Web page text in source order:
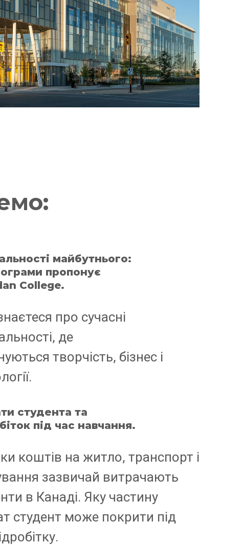
майбутнього:
пропонує
College.
про сучасні
де
творчість, бізнес і
студента та
під час навчання.
коштів на житло, транспорт і
зазвичай витрачають
в Канаді. Яку частину
студент може покрити під